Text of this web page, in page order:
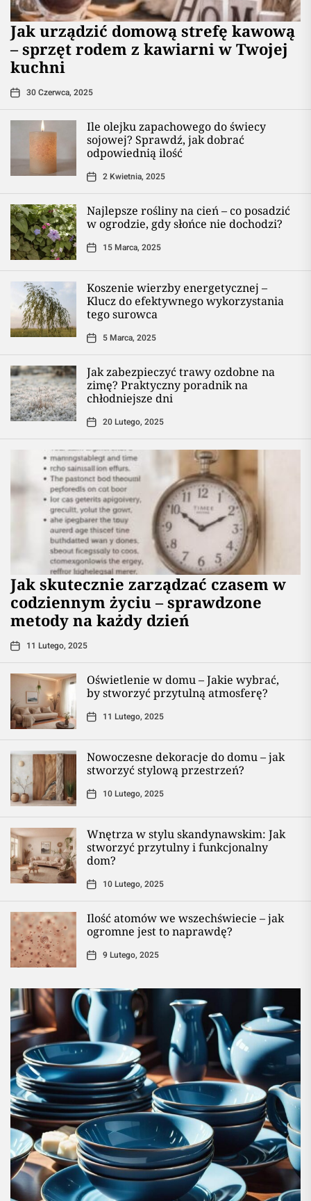
​Jak urządzić domową strefę kawową
– sprzęt rodem z kawiarni w Twojej
kuchni
30 Czerwca, 2025
Ile olejku zapachowego do świecy
sojowej? Sprawdź, jak dobrać
odpowiednią ilość
2 Kwietnia, 2025
Najlepsze rośliny na cień – co posadzić
w ogrodzie, gdy słońce nie dochodzi?
15 Marca, 2025
Koszenie wierzby energetycznej –
Klucz do efektywnego wykorzystania
tego surowca
5 Marca, 2025
Jak zabezpieczyć trawy ozdobne na
zimę? Praktyczny poradnik na
chłodniejsze dni
20 Lutego, 2025
Jak skutecznie zarządzać czasem w
codziennym życiu – sprawdzone
metody na każdy dzień
11 Lutego, 2025
Oświetlenie w domu – Jakie wybrać,
by stworzyć przytulną atmosferę?
11 Lutego, 2025
Nowoczesne dekoracje do domu – jak
stworzyć stylową przestrzeń?
10 Lutego, 2025
Wnętrza w stylu skandynawskim: Jak
stworzyć przytulny i funkcjonalny
dom?
10 Lutego, 2025
Ilość atomów we wszechświecie – jak
ogromne jest to naprawdę?
9 Lutego, 2025